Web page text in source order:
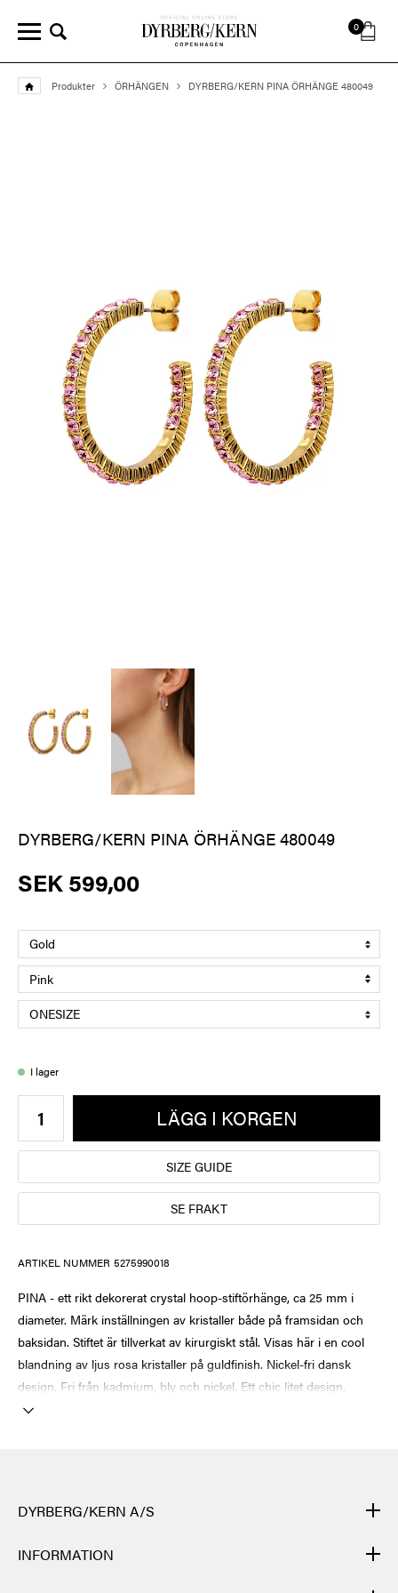
0
Produkter ÖRHÄNGEN DYRBERG/KERN PINA ÖRHÄNGE 480049
DYRBERG/KERN PINA ÖRHÄNGE 480049
SEK 599,00
I lager
LÄGG I KORGEN
SIZE GUIDE
SE FRAKT
ARTIKEL NUMMER 5275990018
PINA - ett rikt dekorerat crystal hoop-stiftörhänge, ca 25 mm i
diameter. Märk inställningen av kristaller både på framsidan och
baksidan. Stiftet är tillverkat av kirurgiskt stål. Visas här i en cool
blandning av ljus rosa kristaller på guldfinish. Nickel-fri dansk
design. Fri från kadmium, bly och nickel. Ett chic litet design.
DYRBERG/KERN A/S
DYRBERG/KERNs produkter är handgjorda och genomgår många
olika moment: från gjutning, polering och plätering av
grundstommen i metall till flätning av lädret för hand, till skärning,
INFORMATION